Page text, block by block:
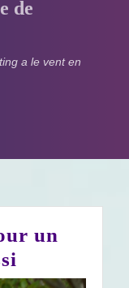
de
a le vent en
un
citations-